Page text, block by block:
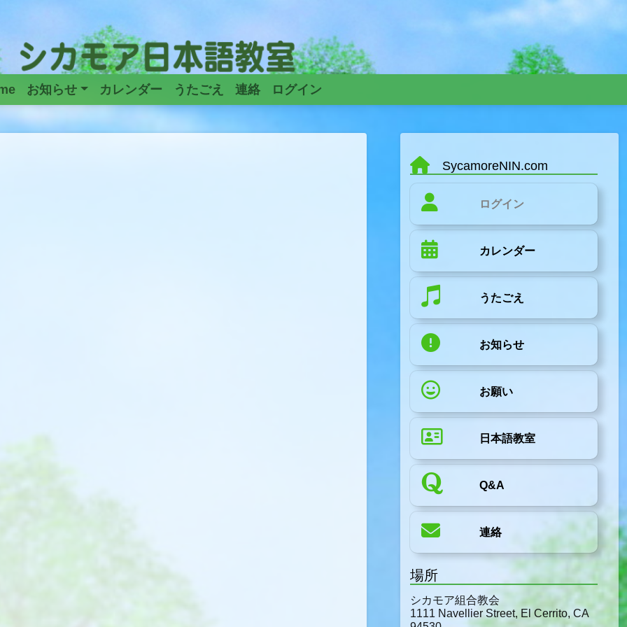
Main
Navigation
お知らせ カレンダー うたごえ 連絡 ログイン
SycamoreNIN.com
ログイン
カレンダー
うたごえ
お知らせ
お願い
日本語教室
Q&A
連絡
場所
シカモア組合教会
1111 Navellier Street, El Cerrito, CA